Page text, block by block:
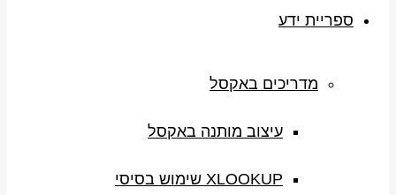
ספריית ידע
מדריכים באקסל
עיצוב מותנה באקסל
XLOOKUP שימוש בסיסי